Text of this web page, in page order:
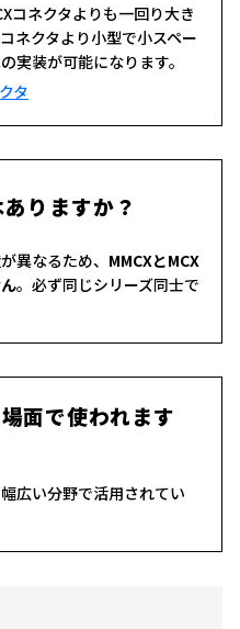
コネクタよりも一回り大き
ネクタより小型で小スペー
実装が可能になります。
タ
りますか？
異なるため、 MMCXとMCX
。必ず同じシリーズ同士で
面で使われます
広い分野で活用されてい